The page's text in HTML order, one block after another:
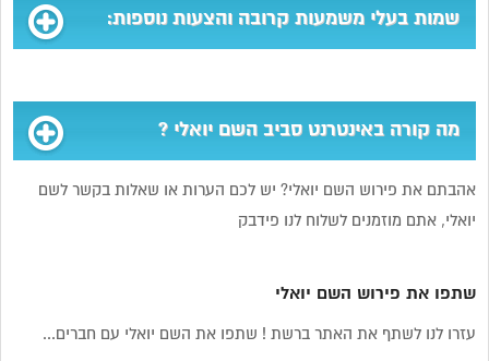
שמות בעלי משמעות קרובה והצעות נוספות:
מה קורה באינטרנט סביב השם יואלי ?
אהבתם את פירוש השם יואלי? יש לכם הערות או שאלות בקשר לשם
יואלי, אתם מוזמנים לשלוח לנו פידבק
שתפו את פירוש השם יואלי
עזרו לנו לשתף את האתר ברשת ! שתפו את השם יואלי עם חברים...